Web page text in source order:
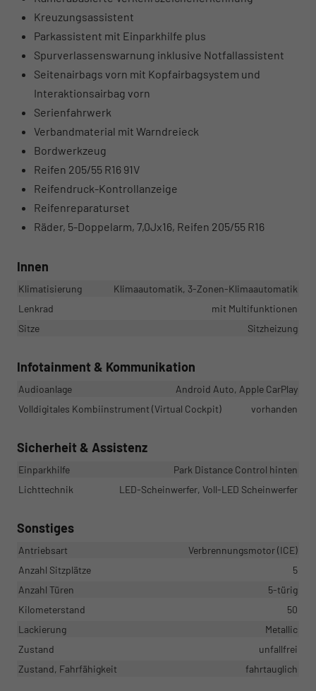
Kreuzungsassistent
Parkassistent mit Einparkhilfe plus
Spurverlassenswarnung inklusive Notfallassistent
Seitenairbags vorn mit Kopfairbagsystem und
Interaktionsairbag vorn
Serienfahrwerk
Verbandmaterial mit Warndreieck
Bordwerkzeug
Reifen 205/55 R16 91V
Reifendruck-Kontrollanzeige
Reifenreparaturset
Räder, 5-Doppelarm, 7,0Jx16, Reifen 205/55 R16
Innen
Klimatisierung
Klimaautomatik, 3-Zonen-Klimaautomatik
Lenkrad
mit Multifunktionen
Sitze
Sitzheizung
Infotainment & Kommunikation
Audioanlage
Android Auto, Apple CarPlay
Volldigitales Kombiinstrument (Virtual Cockpit)
vorhanden
Sicherheit & Assistenz
Einparkhilfe
Park Distance Control hinten
Lichttechnik
LED-Scheinwerfer, Voll-LED Scheinwerfer
Sonstiges
Antriebsart
Verbrennungsmotor (ICE)
Anzahl Sitzplätze
5
Anzahl Türen
5-türig
Kilometerstand
50
Lackierung
Metallic
Zustand
unfallfrei
Zustand, Fahrfähigkeit
fahrtauglich